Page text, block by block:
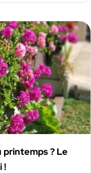
printemps ? Le
!